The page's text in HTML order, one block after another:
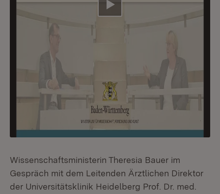
Video abspielen
Wissenschaftsministerin Theresia Bauer im
Gespräch mit dem Leitenden Ärztlichen Direktor
der Universitätsklinik Heidelberg Prof. Dr. med.